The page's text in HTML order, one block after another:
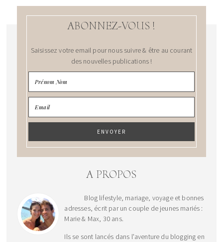
ABONNEZ-VOUS !
Saisissez votre email pour nous suivre & être au courant
des nouvelles publications !
A PROPOS
Blog lifestyle, mariage, voyage et bonnes
adresses, écrit par un couple de jeunes mariés :
Marie & Max, 30 ans.
Ils se sont lancés dans l'aventure du blogging en